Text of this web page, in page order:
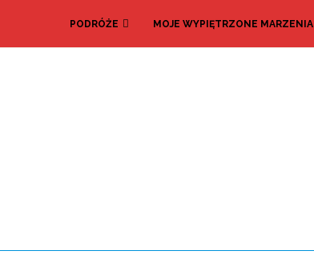
PODRÓŻE MOJE WYPIĘTRZONE MARZENIA